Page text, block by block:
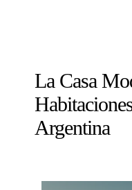
La Casa
Argentina